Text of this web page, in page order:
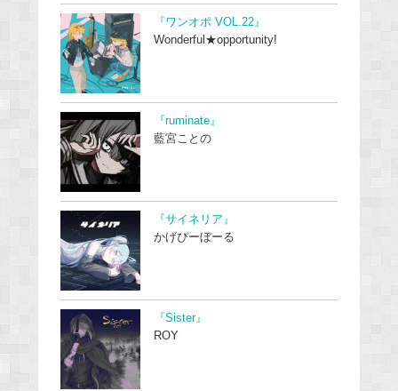
『ワンオポ VOL.22』
Wonderful★opportunity!
『ruminate』
藍宮ことの
『サイネリア』
かげぴーぼーる
『Sister』
ROY